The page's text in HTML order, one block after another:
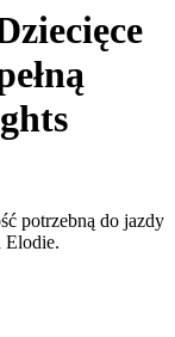
potrzebną do jazdy
Elodie.